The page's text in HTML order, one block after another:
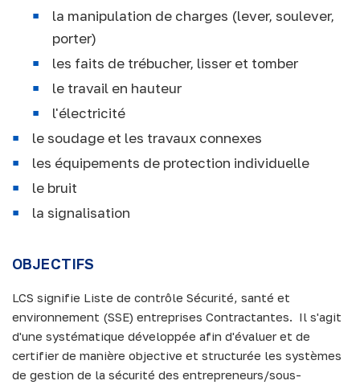
la manipulation de charges (lever, soulever,
porter)
les faits de trébucher, lisser et tomber
le travail en hauteur
l'électricité
le soudage et les travaux connexes
les équipements de protection individuelle
le bruit
la signalisation
OBJECTIFS
LCS signifie Liste de contrôle Sécurité, santé et
environnement (SSE) entreprises Contractantes. Il s'agit
d'une systématique développée afin d'évaluer et de
certifier de manière objective et structurée les systèmes
de gestion de la sécurité des entrepreneurs/sous-